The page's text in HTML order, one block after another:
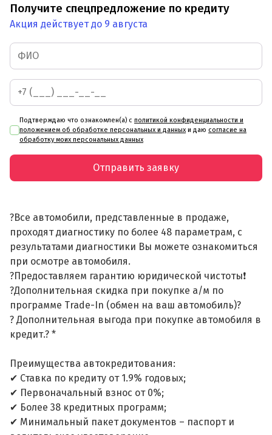
Получите спецпредложение по кредиту
Акция действует до 9 августа
Подтверждаю что ознакомлен(а) с политикой конфиденциальности и
положением об обработке персональных и данных и даю согласие на
обработку моих персональных данных
Отправить заявку
?Все автомобили, представленные в продаже,
проходят диагностику по более 48 параметрам, с
результатами диагностики Вы можете ознакомиться
при осмотре автомобиля.
?Предоставляем гарантию юридической чистоты❗
?Дополнительная скидка при покупке а/м по
программе Trade-In (обмен на ваш автомобиль)?
? Дополнительная выгода при покупке автомобиля в
кредит.? *
Преимущества автокредитования:
✔ Ставка по кредиту от 1.9% годовых;
✔ Первоначальный взнос от 0%;
✔ Более 38 кредитных программ;
✔ Минимальный пакет документов – паспорт и